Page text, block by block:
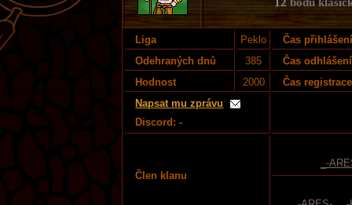
Liga Peklo
Čas
Odehraných dnů
385
Čas odhlášení
Hodnost
2000
Čas registrace
Napsat mu zprávu
Discord: -
Člen klanu
_-